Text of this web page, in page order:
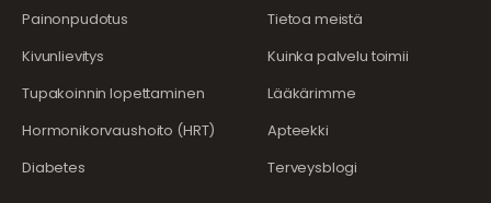
Painonpudotus
Kivunlievitys
Tupakoinnin lopettaminen
Hormonikorvaushoito (HRT)
Diabetes
Tietoa meistä
Kuinka palvelu toimii
Lääkärimme
Apteekki
Terveysblogi